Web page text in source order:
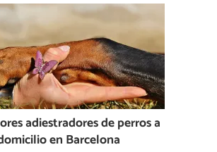
adiestradores de perros a
en Barcelona